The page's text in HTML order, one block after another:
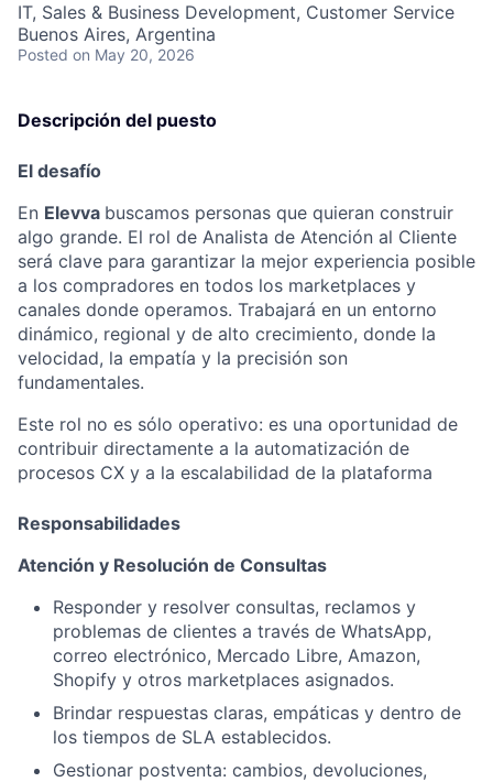
IT, Sales & Business Development, Customer Service
Buenos Aires, Argentina
Posted on May 20, 2026
Descripción del puesto
El desafío
En Elevva buscamos personas que quieran construir
algo grande. El rol de Analista de Atención al Cliente
será clave para garantizar la mejor experiencia posible
a los compradores en todos los marketplaces y
canales donde operamos. Trabajará en un entorno
dinámico, regional y de alto crecimiento, donde la
velocidad, la empatía y la precisión son
fundamentales.
Este rol no es sólo operativo: es una oportunidad de
contribuir directamente a la automatización de
procesos CX y a la escalabilidad de la plataforma
Responsabilidades
Atención y Resolución de Consultas
Responder y resolver consultas, reclamos y
problemas de clientes a través de WhatsApp,
correo electrónico, Mercado Libre, Amazon,
Shopify y otros marketplaces asignados.
Brindar respuestas claras, empáticas y dentro de
los tiempos de SLA establecidos.
Gestionar postventa: cambios, devoluciones,